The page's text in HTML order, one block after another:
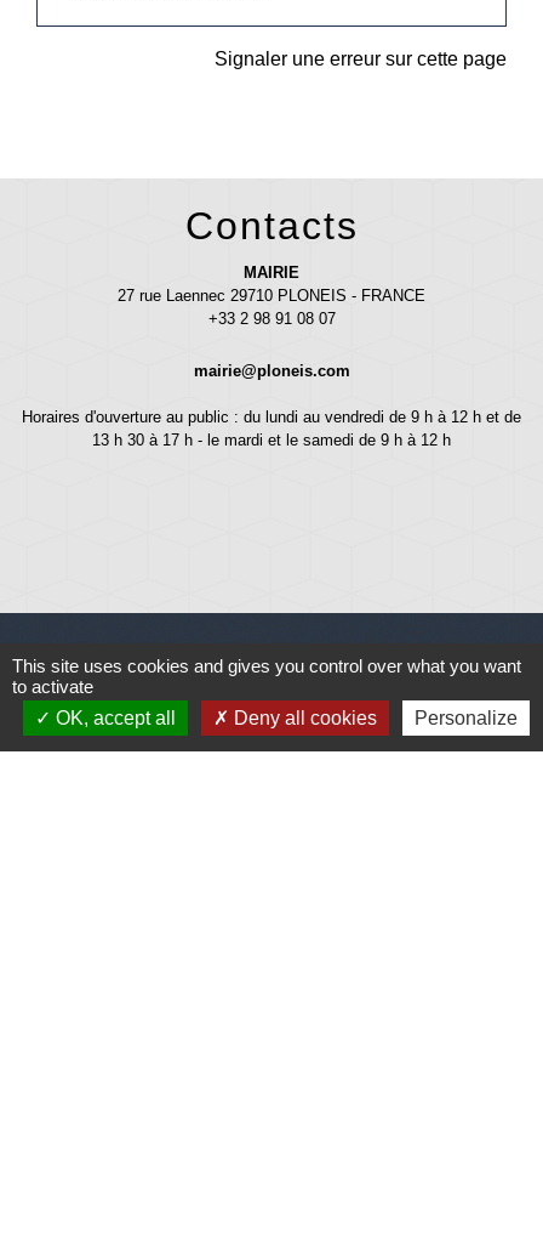
Signaler une erreur sur cette page
Contacts
MAIRIE
27 rue Laennec 29710 PLONEIS - FRANCE
+33 2 98 91 08 07
mairie@ploneis.com
Horaires d'ouverture au public : du lundi au vendredi de 9 h à 12 h et de
13 h 30 à 17 h - le mardi et le samedi de 9 h à 12 h
Liens
This site uses cookies and gives you control over what you want
to activate
OK, accept all
Deny all cookies Personalize